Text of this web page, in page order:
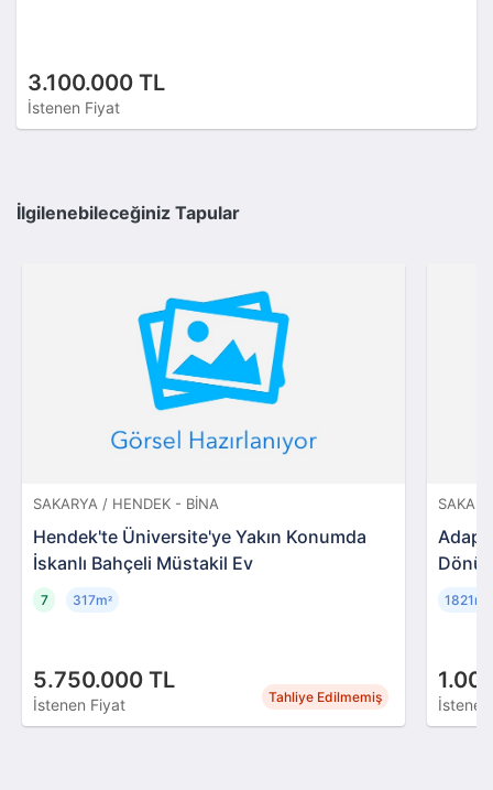
3.100.000 TL
İstenen Fiyat
İlgilenebileceğiniz Tapular
SAKARYA / HENDEK - BINA
Hendek'te Üniversite'ye Yakın Konumda
İskanlı Bahçeli Müstakil Ev
5.750.000 TL
İstenen Fiyat Tahliye Edilmemiş
7 317m² 1821m